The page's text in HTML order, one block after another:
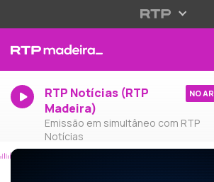
RTP Notícias (RTP
Madeira)
Emissão em simultâneo com RTP
Notícias
NO AR